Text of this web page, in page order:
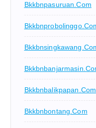
Bkkbnpasuruan.com
Bkkbnbalikpapan.com
Bkkbnbontang.com